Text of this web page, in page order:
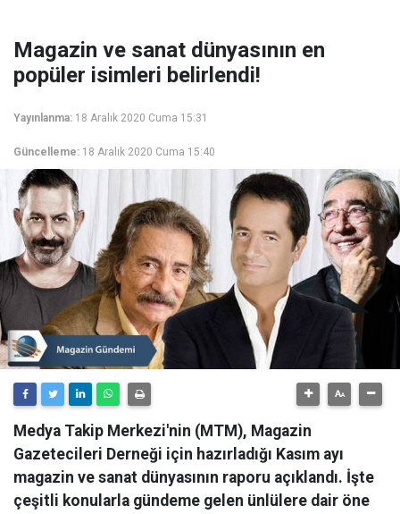
Magazin ve sanat dünyasının en
popüler isimleri belirlendi!
Yayınlanma: 18 Aralık 2020 Cuma 15:31
Güncelleme: 18 Aralık 2020 Cuma 15:40
Medya Takip Merkezi'nin (MTM), Magazin
Gazetecileri Derneği için hazırladığı Kasım ayı
magazin ve sanat dünyasının raporu açıklandı. İşte
çeşitli konularla gündeme gelen ünlülere dair öne